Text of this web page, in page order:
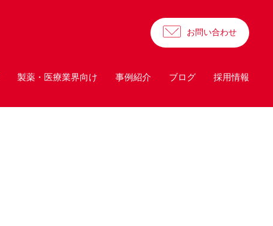
お問い合わせ
製薬・医療業界向け 事例紹介 ブログ 採用情報